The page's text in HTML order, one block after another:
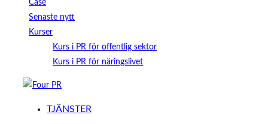
Case
Senaste nytt
Kurser
Kurs i PR för offentlig sektor
Kurs i PR för näringslivet
Hoppa
TJÄNSTER